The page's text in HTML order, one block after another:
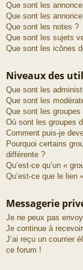
Que sont les
Que sont les
Que sont les notes ?
Que sont les sujets
Que sont les icônes
Niveaux des
Que sont les
Que sont les
Que sont les groupes
Où sont les groupes
Comment puis-je
Pourquoi certains
différente ?
Qu’est-ce qu’un «
Qu’est-ce que le lien
Messagerie
Je ne peux pas
Je continue à
J’ai reçu un courrier
ce forum !